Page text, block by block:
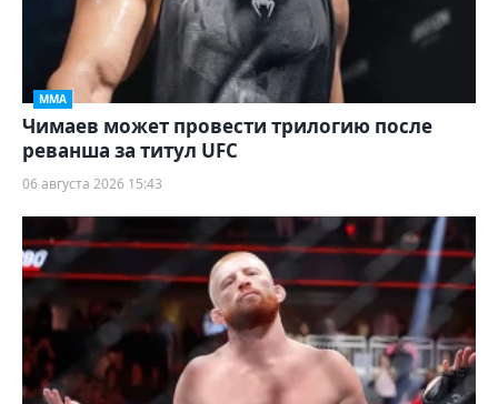
ММА
Чимаев может провести трилогию после
реванша за титул UFC
06 августа 2026 15:43